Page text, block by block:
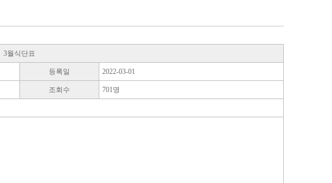
3월식단표
등록일 2022-03-01
조회수 701명